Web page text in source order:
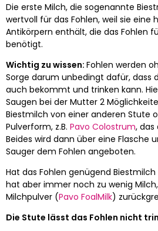
Die erste Milch, die sogenannte
wertvoll für das Fohlen, weil sie eine
Antikörpern enthält, die das Fohlen
benötigt.
Wichtig zu wissen: Fohlen werden
Sorge darum unbedingt dafür, dass
auch bekommt und trinken kann.
Saugen bei der Mutter 2
Biestmilch von einer anderen Stute
Pulverform, z.B. Pavo Colostrum, das
Beides wird dann über eine Flasche
Sauger dem Fohlen angeboten.
Hat das Fohlen genügend
hat aber immer noch zu wenig
Milchpulver (Pavo FoalMilk)
Die Stute lässt das Fohlen nicht